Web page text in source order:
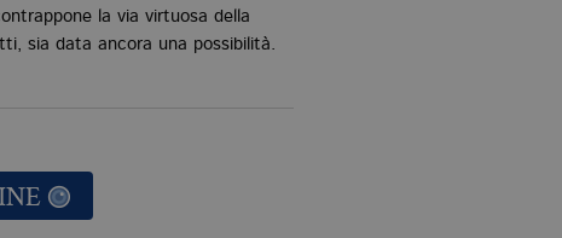
la via virtuosa della
sia data ancora una possibilità.